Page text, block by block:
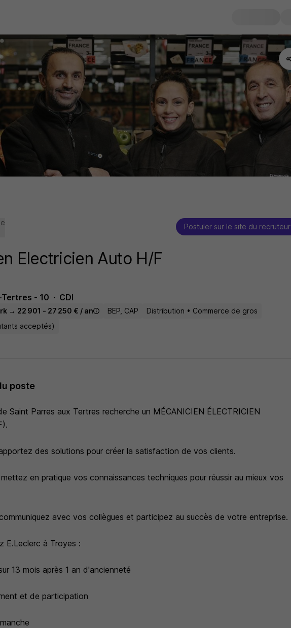
Postuler sur le site du recruteur
Electricien Auto H/F
- 10
CDI
→ 22 901 - 27 250 € / an BEP, CAP
Distribution • Commerce de gros
acceptés)
poste
Saint Parres aux Tertres recherche un MÉCANICIEN ÉLECTRICIEN
des solutions pour créer la satisfaction de vos clients.
en pratique vos connaissances techniques pour réussir au mieux vos
avec vos collègues et participez au succès de votre entreprise.
E.Leclerc à Troyes :
13 mois après 1 an d'ancienneté
et de participation